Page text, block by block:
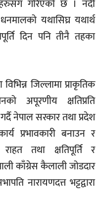
गरिएको छ । नदी
यथासिघ्र यथार्थ
दिन पनि तीनै तहका
जिल्लामा प्राकृतिक
अपूरणीय क्षतिप्रति
नेपाल सरकार तथा प्रदेश
प्रभावकारी बनाउन र
तथा क्षतिपूर्ति र
काँग्रेस कैलाली जोडदार
नारायणदत्त भट्टद्वारा